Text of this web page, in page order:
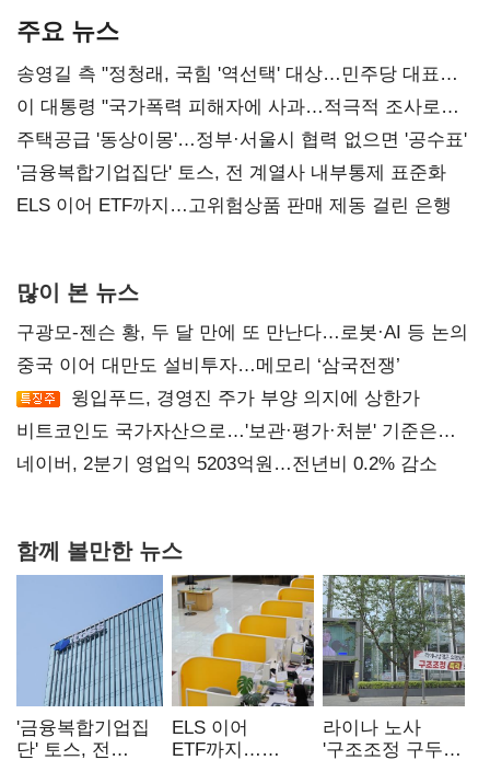
주요 뉴스
송영길 측 "정청래, 국힘 '역선택' 대상…민주당 대표로
총선 지휘 못해"
이 대통령 "국가폭력 피해자에 사과…적극적 조사로
진실 밝혀야"
주택공급 '동상이몽'…정부·서울시 협력 없으면 '공수표'
'금융복합기업집단' 토스, 전 계열사 내부통제 표준화
ELS 이어 ETF까지…고위험상품 판매 제동 걸린 은행
많이 본 뉴스
구광모-젠슨 황, 두 달 만에 또 만난다…로봇·AI 등 논의
중국 이어 대만도 설비투자…메모리 ‘삼국전쟁’
윙입푸드, 경영진 주가 부양 의지에 상한가
비트코인도 국가자산으로…'보관·평가·처분' 기준은
숙제
네이버, 2분기 영업익 5203억원…전년비 0.2% 감소
함께 볼만한 뉴스
'금융복합기업집
단' 토스, 전
ELS 이어
ETF까지…
라이나 노사
'구조조정 구두